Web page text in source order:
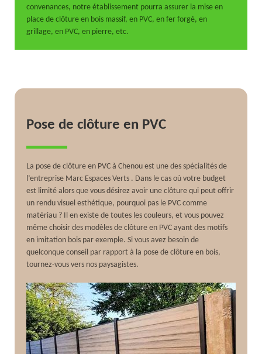
convenances, notre établissement pourra assurer la mise en
place de clôture en bois massif, en PVC, en fer forgé, en
grillage, en PVC, en pierre, etc.
Pose de clôture en PVC
La pose de clôture en PVC à Chenou est une des spécialités de
l’entreprise Marc Espaces Verts . Dans le cas où votre budget
est limité alors que vous désirez avoir une clôture qui peut offrir
un rendu visuel esthétique, pourquoi pas le PVC comme
matériau ? Il en existe de toutes les couleurs, et vous pouvez
même choisir des modèles de clôture en PVC ayant des motifs
en imitation bois par exemple. Si vous avez besoin de
quelconque conseil par rapport à la pose de clôture en bois,
tournez-vous vers nos paysagistes.